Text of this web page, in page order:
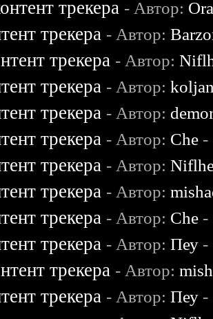
трекера - Автор:
трекера - Автор:
трекера - Автор:
трекера - Автор:
трекера - Автор:
трекера - Автор: Che -
трекера - Автор:
трекера - Автор:
трекера - Автор: Che -
трекера - Автор:Пеу -
трекера - Автор:
трекера - Автор:Пеу -